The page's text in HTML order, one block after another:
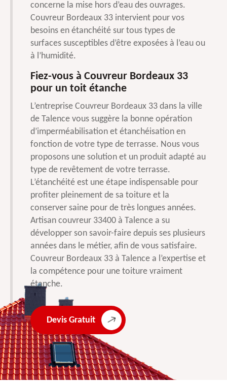
concerne la mise hors d’eau des ouvrages.
Couvreur Bordeaux 33 intervient pour vos
besoins en étanchéité sur tous types de
surfaces susceptibles d’être exposées à l’eau ou
à l’humidité.
Fiez-vous à Couvreur Bordeaux 33
pour un toit étanche
L’entreprise Couvreur Bordeaux 33 dans la ville
de Talence vous suggère la bonne opération
d’imperméabilisation et étanchéisation en
fonction de votre type de terrasse. Nous vous
proposons une solution et un produit adapté au
type de revêtement de votre terrasse.
L’étanchéité est une étape indispensable pour
profiter pleinement de sa toiture et la
conserver saine pour de très longues années.
Artisan couvreur 33400 à Talence a su
développer son savoir-faire depuis ses plusieurs
années dans le métier, afin de vous satisfaire.
Couvreur Bordeaux 33 à Talence a l’expertise et
la compétence pour une toiture vraiment
étanche.
Devis Gratuit